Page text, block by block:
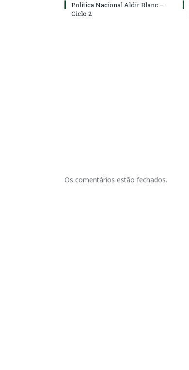
Política Nacional Aldir Blanc –
Ciclo 2
Os comentários estão fechados.